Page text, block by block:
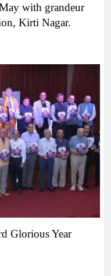
with grandeur
Kirti Nagar.
Glorious Year